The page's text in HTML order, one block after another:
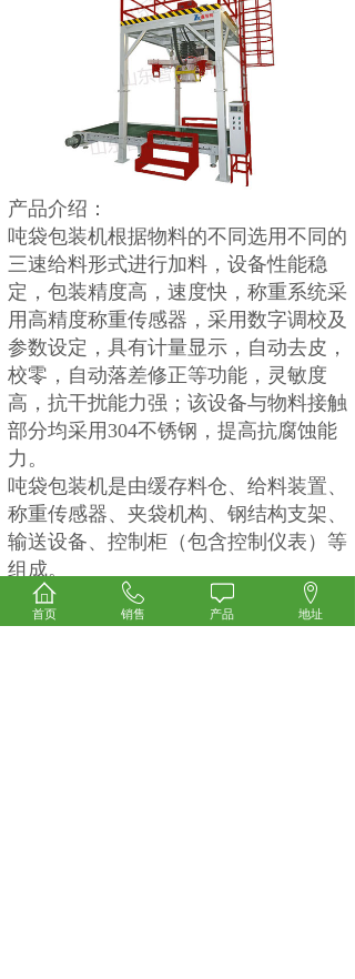
产品介绍：
吨袋包装机根据物料的不同选用不同的
三速给料形式进行加料，设备性能稳
定，包装精度高，速度快，称重系统采
用高精度称重传感器，采用数字调校及
参数设定，具有计量显示，自动去皮，
校零，自动落差修正等功能，灵敏度
高，抗干扰能力强；该设备与物料接触
部分均采用304不锈钢，提高抗腐蚀能
力。
吨袋包装机是由缓存料仓、给料装置、
称重传感器、夹袋机构、钢结构支架、
输送设备、控制柜（包含控制仪表）等
组成。
技 术 参 数：
设备高度：3500mm（不含料仓）
首页 销售 产品 地址